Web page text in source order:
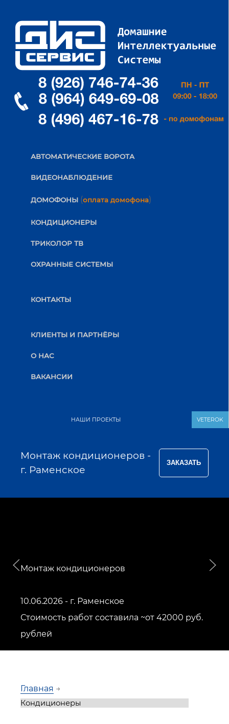
Монтаж кондиционеров -
г. Раменское
Монтаж кондиционеров
10.06.2026 - г. Раменское
Стоимость работ составила ~от 42000 руб.
рублей
Главная →
АВТОМАТИЧЕСКИЕ ВОРОТА
ВИДЕОНАБЛЮДЕНИЕ
ДОМОФОНЫ (оплата домофона)
КОНДИЦИОНЕРЫ
ТРИКОЛОР ТВ
ОХРАННЫЕ СИСТЕМЫ
КОНТАКТЫ
КЛИЕНТЫ И ПАРТНЁРЫ
О НАС
ВАКАНСИИ
НАШИ ПРОЕКТЫ VETEROK